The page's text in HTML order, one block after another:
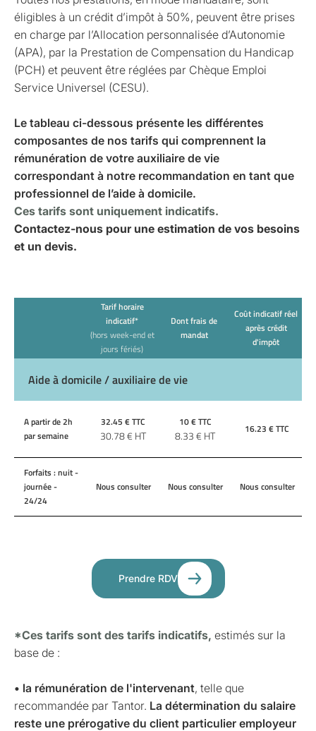
éligibles à un crédit d’impôt à 50%, peuvent être prises
en charge par l’Allocation personnalisée d’Autonomie
(APA), par la Prestation de Compensation du Handicap
(PCH) et peuvent être réglées par Chèque Emploi
Service Universel (CESU).
Le tableau ci-dessous présente les différentes
composantes de nos tarifs qui comprennent la
rémunération de votre auxiliaire de vie
correspondant à notre recommandation en tant que
professionnel de l’aide à domicile.
Ces tarifs sont uniquement indicatifs.
Contactez-nous pour une estimation de vos besoins
et un devis.
Tarif horaire
indicatif*
(hors week-end et
jours fériés)
Dont frais de
mandat
Coût indicatif réel
après crédit
d'impôt
Aide à domicile / auxiliaire de vie
A partir de 2h
par semaine
32.45 € TTC
30.78€ HT
10€ TTC
8.33€ HT 16.23 € TTC
Forfaits : nuit -
journée -
24/24
Nous consulter Nous consulter Nous consulter
Prendre RDV
*Ces tarifs sont des tarifs indicatifs, estimés sur la
base de :
• la rémunération de l'intervenant, telle que
recommandée par Tantor. La détermination du salaire
reste une prérogative du client particulier employeur